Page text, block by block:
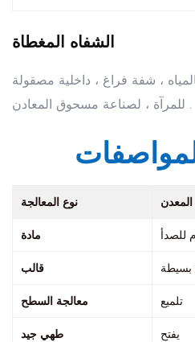
الشفاه المغطاة
، شفة فراغ ، داخلية مصقولة
نوع المعالجة
مادة للصدأ
قالب بسيطة
معالجة السطح تلميع
طهي جيد يفتح